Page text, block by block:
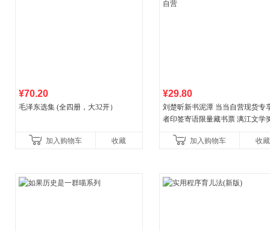
¥70.20
毛泽东选集 (全四册，大32开）
加入购物车 收藏
¥29.80
刘楚昕新书泥潭 当当自营现货专
者印签寄语限量藏书票 漓江文学
加入购物车 收藏